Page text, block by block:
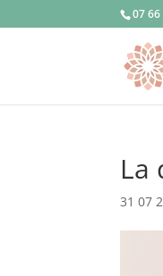
07
La
31 07